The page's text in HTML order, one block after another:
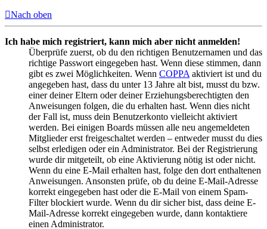
Nach oben
Ich habe mich registriert, kann mich aber nicht anmelden!
Überprüfe zuerst, ob du den richtigen Benutzernamen und das
richtige Passwort eingegeben hast. Wenn diese stimmen, dann
gibt es zwei Möglichkeiten. Wenn COPPA aktiviert ist und du
angegeben hast, dass du unter 13 Jahre alt bist, musst du bzw.
einer deiner Eltern oder deiner Erziehungsberechtigten den
Anweisungen folgen, die du erhalten hast. Wenn dies nicht
der Fall ist, muss dein Benutzerkonto vielleicht aktiviert
werden. Bei einigen Boards müssen alle neu angemeldeten
Mitglieder erst freigeschaltet werden – entweder musst du dies
selbst erledigen oder ein Administrator. Bei der Registrierung
wurde dir mitgeteilt, ob eine Aktivierung nötig ist oder nicht.
Wenn du eine E-Mail erhalten hast, folge den dort enthaltenen
Anweisungen. Ansonsten prüfe, ob du deine E-Mail-Adresse
korrekt eingegeben hast oder die E-Mail von einem Spam-
Filter blockiert wurde. Wenn du dir sicher bist, dass deine E-
Mail-Adresse korrekt eingegeben wurde, dann kontaktiere
einen Administrator.